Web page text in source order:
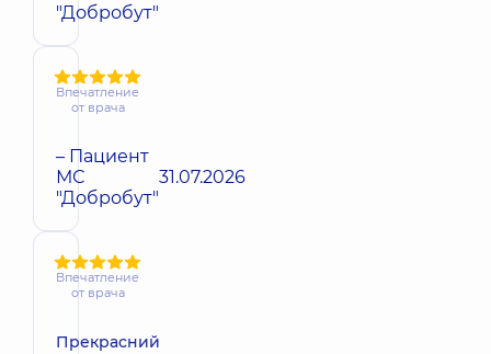
"Добробут"
Впечатление
от врача
– Пациент
МС
"Добробут"
31.07.2026
Впечатление
от врача
Прекрасний